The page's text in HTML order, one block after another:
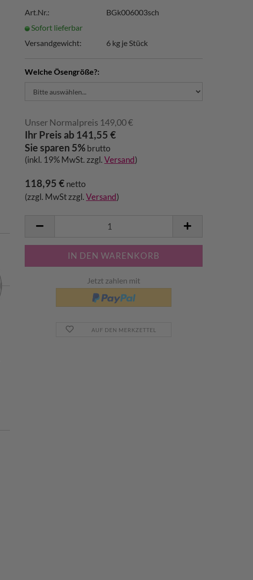
Art.Nr.:
BGk006003sch
Sofort lieferbar
Versandgewicht:
6 kg je Stück
Welche Ösengröße?:
Unser Normalpreis 149,00 €
Ihr Preis ab 141,55 €
Sie sparen 5% brutto
(inkl. 19% MwSt. zzgl. Versand)
118,95 € netto
(zzgl. MwSt zzgl. Versand )
Jetzt zahlen mit
AUF DEN MERKZETTEL